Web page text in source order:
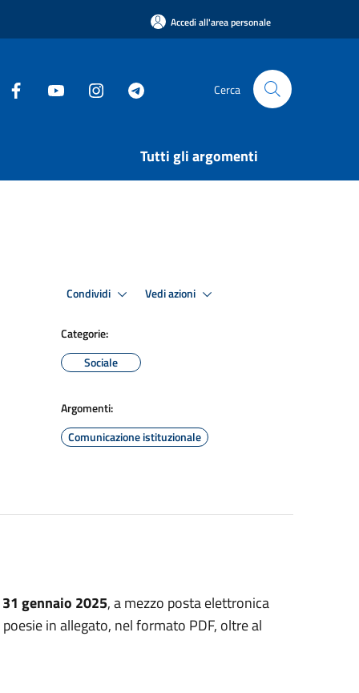
Accedi all'area personale
Cerca
Tutti gli argomenti
Condividi Vedi azioni
Categorie:
Sociale
Argomenti:
Comunicazione istituzionale
gennaio 2025, a mezzo posta elettronica
poesie in allegato, nel formato PDF, oltre al